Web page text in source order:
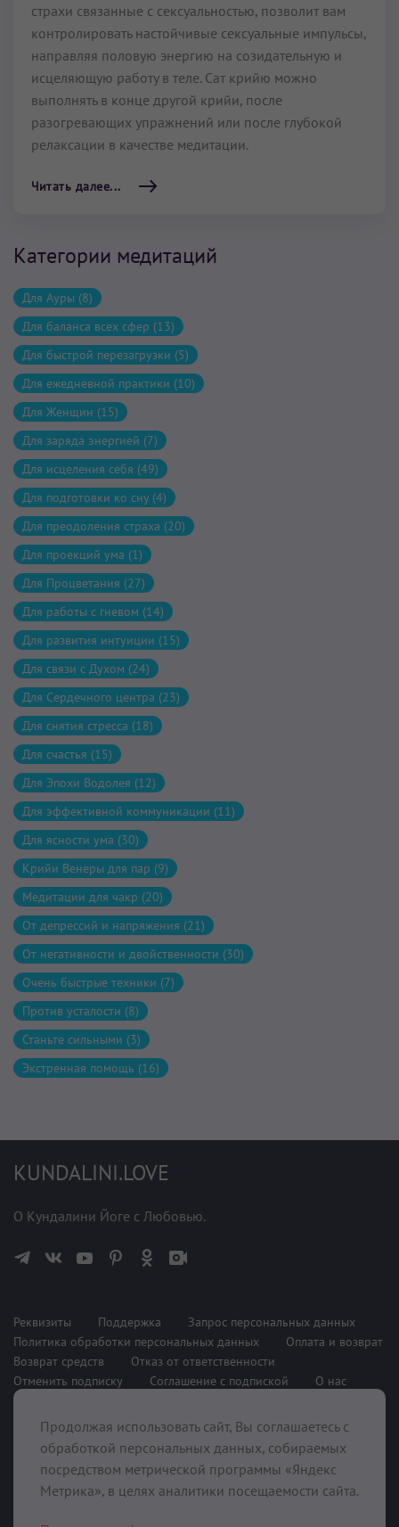
страхи связанные с сексуальностью, позволит вам
контролировать настойчивые сексуальные импульсы,
направляя половую энергию на созидательную и
исцеляющую работу в теле. Сат крийю можно
выполнять в конце другой крийи, после
разогревающих упражнений или после глубокой
релаксации в качестве медитации.
Читать далее...
Категории медитаций
Для Ауры (8)
Для баланса всех сфер (13)
Для быстрой перезагрузки (5)
Для ежедневной практики (10)
Для Женщин (15)
Для заряда энергией (7)
Для исцеления себя (49)
Для подготовки ко сну (4)
Для преодоления страха (20)
Для проекций ума (1)
Для Процветания (27)
Для работы с гневом (14)
Для развития интуиции (15)
Для связи с Духом (24)
Для Сердечного центра (23)
Для снятия стресса (18)
Для счастья (15)
Для Эпохи Водолея (12)
Для эффективной коммуникации (11)
Для ясности ума (30)
Крийи Венеры для пар (9)
Медитации для чакр (20)
От депрессий и напряжения (21)
От негативности и двойственности (30)
Очень быстрые техники (7)
Против усталости (8)
Станьте сильными (3)
Экстренная помощь (16)
KUNDALINI.LOVE
О Кундалини Йоге с Любовью.
Реквизиты Поддержка
Запрос персональных данных
Политика обработки персональных данных
Оплата и возврат
Возврат средств
Отказ от ответственности
Отменить подписку
Соглашение с подпиской О нас
При поддержке
Продолжая использовать сайт, Вы соглашаетесь с
обработкой персональных данных, собираемых
посредством метрической программы «Яндекс
Метрика», в целях аналитики посещаемости сайта.